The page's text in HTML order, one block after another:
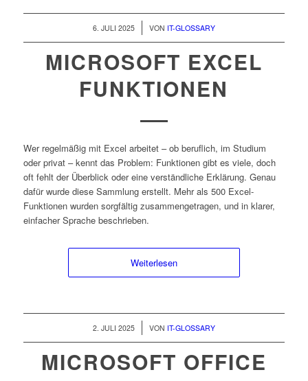
6. JULI 2025 VON IT-GLOSSARY
MICROSOFT EXCEL
FUNKTIONEN
Wer regelmäßig mit Excel arbeitet – ob beruflich, im Studium
oder privat – kennt das Problem: Funktionen gibt es viele, doch
oft fehlt der Überblick oder eine verständliche Erklärung. Genau
dafür wurde diese Sammlung erstellt. Mehr als 500 Excel-
Funktionen wurden sorgfältig zusammengetragen, und in klarer,
einfacher Sprache beschrieben.
Weiterlesen
2. JULI 2025 VON IT-GLOSSARY
MICROSOFT OFFICE